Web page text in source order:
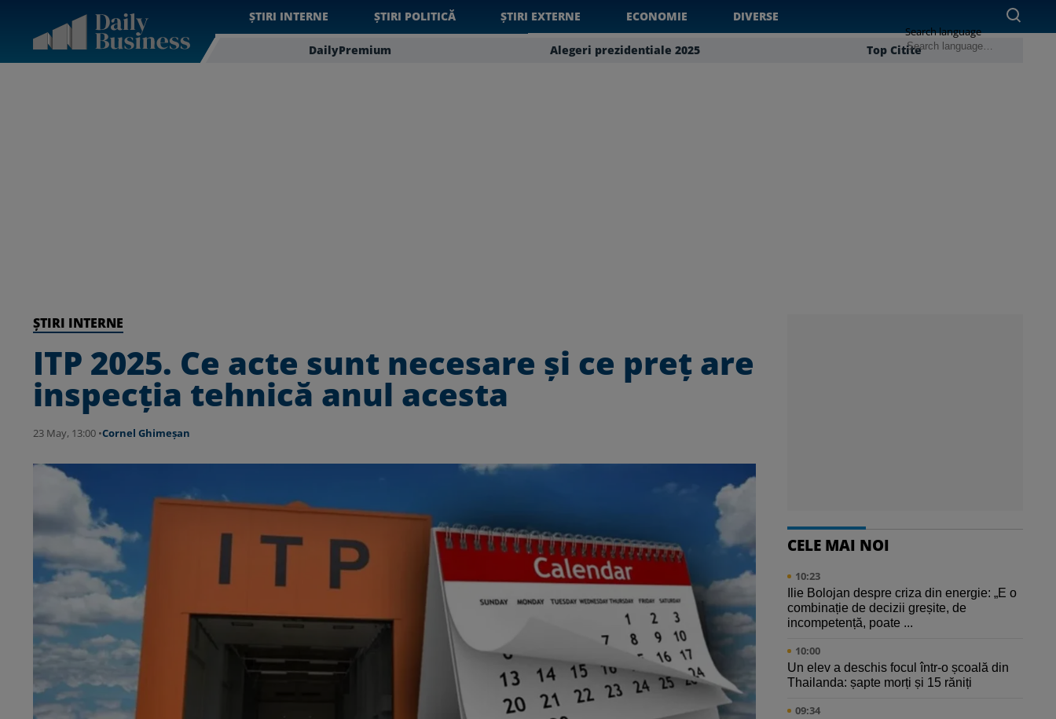
ȘTIRI INTERNE ȘTIRI POLITICĂ ȘTIRI EXTERNE ECONOMIE DIVERSE
DailyPremium Alegeri prezidentiale 2025 Top Citite
Search language
ȘTIRI INTERNE
ITP 2025. Ce acte sunt necesare și ce preț are
inspecția tehnică anul acesta
23 May, 13:00 •Cornel Ghimeșan
CELE MAI NOI
10:23
Ilie Bolojan despre criza din energie: „E o
combinație de decizii greșite, de
incompetență, poate ...
10:00
Un elev a deschis focul într-o școală din
Thailanda: șapte morți și 15 răniți
09:34